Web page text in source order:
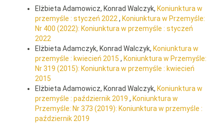
Elżbieta Adamowicz, Konrad Walczyk, Koniunktura w
przemyśle : styczeń 2022 , Koniunktura w Przemyśle:
Nr 400 (2022): Koniunktura w przemyśle : styczeń
2022
Elżbieta Adamczyk, Konrad Walczyk, Koniunktura w
przemyśle : kwiecień 2015 , Koniunktura w Przemyśle:
Nr 319 (2015): Koniunktura w przemyśle : kwiecień
2015
Elżbieta Adamowicz, Konrad Walczyk, Koniunktura w
przemyśle : październik 2019 , Koniunktura w
Przemyśle: Nr 373 (2019): Koniunktura w przemyśle :
październik 2019